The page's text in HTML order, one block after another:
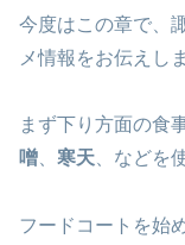
今度はこの章で、
メ情報をお伝えし
まず下り方面の食
噌、 寒天、などを
フードコートを始